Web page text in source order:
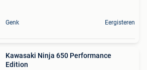
Genk Eergisteren
Kawasaki Ninja 650 Performance
Edition